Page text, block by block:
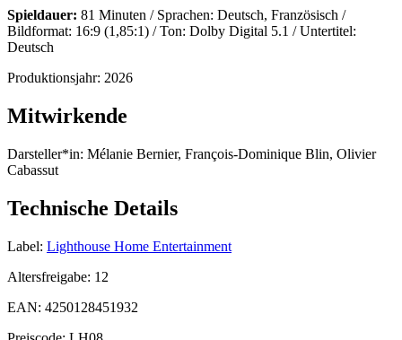
Spieldauer: 81 Minuten / Sprachen: Deutsch, Französisch /
Bildformat: 16:9 (1,85:1) / Ton: Dolby Digital 5.1 / Untertitel:
Deutsch
Produktionsjahr: 2026
Mitwirkende
Darsteller*in: Mélanie Bernier, François-Dominique Blin, Olivier
Cabassut
Technische Details
Label: Lighthouse Home Entertainment
Altersfreigabe: 12
EAN: 4250128451932